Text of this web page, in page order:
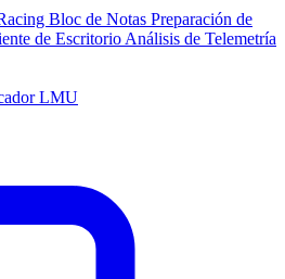
Bloc de Notas Preparación de
de Escritorio Análisis de Telemetría
LMU